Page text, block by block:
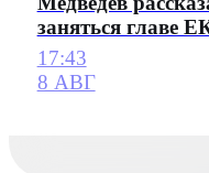
заняться главе
17:43
8 АВГ